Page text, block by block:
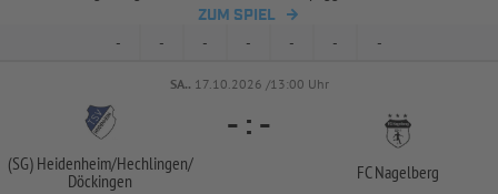
ZUM SPIEL
- - - - - - -
SA.. 17.10.2026 /13:00 Uhr
(SG) Heidenheim/Hechlingen/
Döckingen
- : -
FC Nagelberg